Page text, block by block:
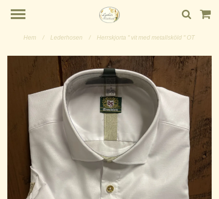
Hem / Lederhosen / Herrskjorta " vit med metallsköld " OT